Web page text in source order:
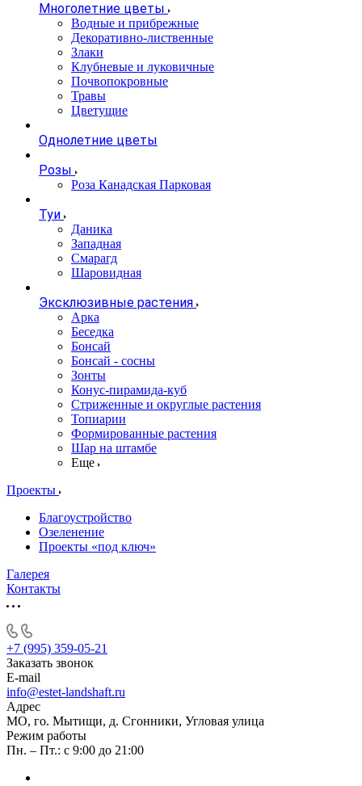
Многолетние цветы
Водные и прибрежные
Декоративно-лиственные
Злаки
Клубневые и луковичные
Почвопокровные
Травы
Цветущие
Однолетние цветы
Розы
Роза Канадская Парковая
Туи
Даника
Западная
Смарагд
Шаровидная
Эксклюзивные растения
Арка
Беседка
Бонсай
Бонсай - сосны
Зонты
Конус-пирамида-куб
Стриженные и округлые растения
Топиарии
Формированные растения
Шар на штамбе
Еще
Проекты
Благоустройство
Озеленение
Проекты «под ключ»
Галерея
Контакты
+7 (995) 359-05-21
Заказать звонок
E-mail
info@estet-landshaft.ru
Адрес
МО, го. Мытищи, д. Сгонники, Угловая улица
Режим работы
Пн. – Пт.: с 9:00 до 21:00